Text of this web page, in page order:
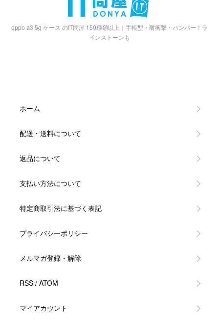
oppo a3 5g ケース のIT問屋 150種類以上｜手帳型・耐衝撃・バンパー！ラ
インストーンも
ホーム
配送・送料について
返品について
支払い方法について
特定商取引法に基づく表記
プライバシーポリシー
メルマガ登録・解除
RSS / ATOM
マイアカウント